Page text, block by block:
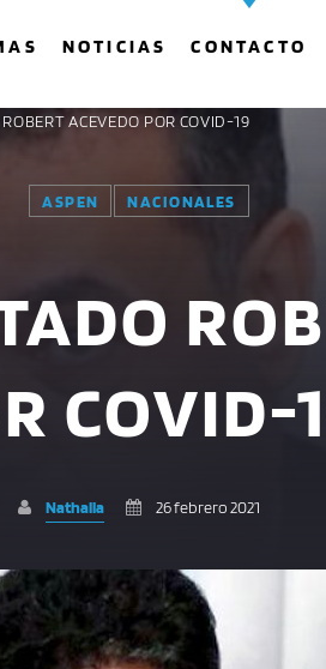
NOTICIAS CONTACTO
BUSCAR EN EL SITIO:
ESTA PÁGINA
ACEVEDO POR COVID-19
ASPEN NACIONALES
COVID-
Nathalia 26 febrero 2021